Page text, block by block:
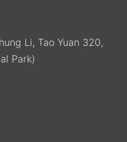
Li, Tao Yuan 320,
Park)